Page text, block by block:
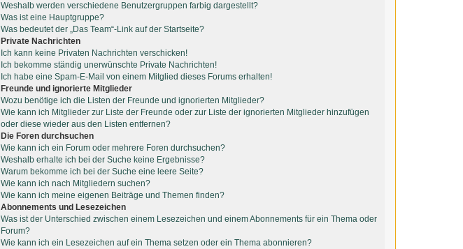
Weshalb werden verschiedene Benutzergruppen farbig dargestellt?
Was ist eine Hauptgruppe?
Was bedeutet der „Das Team“-Link auf der Startseite?
Private Nachrichten
Ich kann keine Privaten Nachrichten verschicken!
Ich bekomme ständig unerwünschte Private Nachrichten!
Ich habe eine Spam-E-Mail von einem Mitglied dieses Forums erhalten!
Freunde und ignorierte Mitglieder
Wozu benötige ich die Listen der Freunde und ignorierten Mitglieder?
Wie kann ich Mitglieder zur Liste der Freunde oder zur Liste der ignorierten Mitglieder hinzufügen
oder diese wieder aus den Listen entfernen?
Die Foren durchsuchen
Wie kann ich ein Forum oder mehrere Foren durchsuchen?
Weshalb erhalte ich bei der Suche keine Ergebnisse?
Warum bekomme ich bei der Suche eine leere Seite?
Wie kann ich nach Mitgliedern suchen?
Wie kann ich meine eigenen Beiträge und Themen finden?
Abonnements und Lesezeichen
Was ist der Unterschied zwischen einem Lesezeichen und einem Abonnements für ein Thema oder
Forum?
Wie kann ich ein Lesezeichen auf ein Thema setzen oder ein Thema abonnieren?